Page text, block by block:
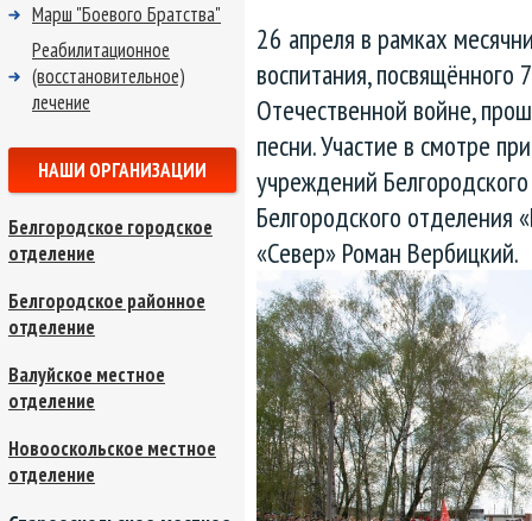
26 апреля в рамках
воспитания,
Отечественной войне,
песни. Участие в смотре
учреждений
Белгородского
«Север» Роман Вербицкий.
Марш "Боевого Братства"
Реабилитационное
(восстановительное)
лечение
НАШИ ОРГАНИЗАЦИИ
Белгородское городское
отделение
Белгородское районное
отделение
Валуйское местное
отделение
Новооскольское местное
отделение